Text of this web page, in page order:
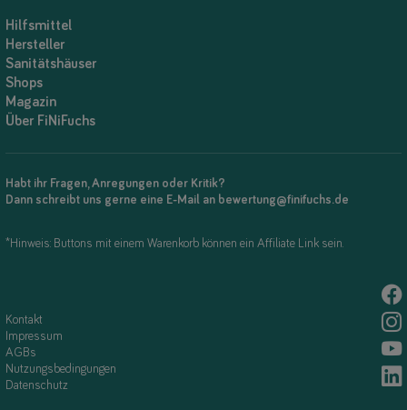
Hilfsmittel
Hersteller
Sanitätshäuser
Shops
Magazin
Über FiNiFuchs
Habt ihr Fragen, Anregungen oder Kritik?
Dann schreibt uns gerne eine E-Mail an bewertung@finifuchs.de
*Hinweis: Buttons mit einem Warenkorb können ein Affiliate Link sein.
Kontakt
Impressum
AGBs
Nutzungsbedingungen
Datenschutz